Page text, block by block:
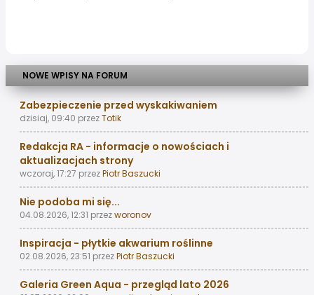
NOWE WPISY NA FORUM
Zabezpieczenie przed wyskakiwaniem
dzisiaj, 09:40 przezTotik
Redakcja RA - informacje o nowościach i
aktualizacjach strony
wczoraj, 17:27 przezPiotr Baszucki
Nie podoba mi się...
04.08.2026, 12:31 przezworonov
Inspiracja - płytkie akwarium roślinne
02.08.2026, 23:51 przezPiotr Baszucki
Galeria Green Aqua - przegląd lato 2026